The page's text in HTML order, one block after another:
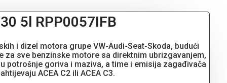
5l RPP0057IFB
i dizel motora grupe VW-Audi-Seat-Skoda, budući
za sve benzinske motore sa direktnim ubrizgavanjem,
potrošnje goriva i maziva, a time i emisija zagađivača
ACEA C2 ili ACEA C3.